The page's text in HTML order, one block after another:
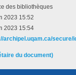
des bibliothèques
2023 15:52
2023 15:54
archipel.uqam.ca/secure/
du document)